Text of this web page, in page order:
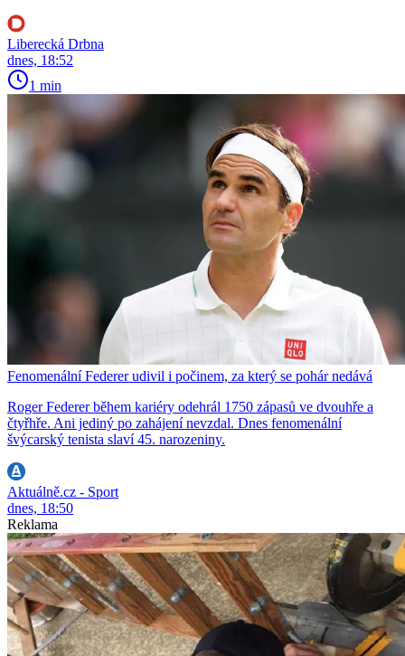
Liberecká Drbna
dnes, 18:52
1 min
Fenomenální Federer udivil i počinem, za který se pohár nedává
Roger Federer během kariéry odehrál 1750 zápasů ve dvouhře a
čtyřhře. Ani jediný po zahájení nevzdal. Dnes fenomenální
švýcarský tenista slaví 45. narozeniny.
Aktuálně.cz - Sport
dnes, 18:50
Reklama